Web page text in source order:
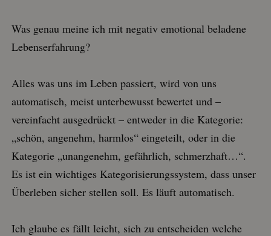
Was genau meine ich mit negativ emotional beladene
Lebenserfahrung?
Alles was uns im Leben passiert, wird von uns
automatisch, meist unterbewusst bewertet und –
vereinfacht ausgedrückt – entweder in die Kategorie:
„schön, angenehm, harmlos“ eingeteilt, oder in die
Kategorie „unangenehm, gefährlich, schmerzhaft…“.
Es ist ein wichtiges Kategorisierungssystem, dass unser
Überleben sicher stellen soll. Es läuft automatisch.
Ich glaube es fällt leicht, sich zu entscheiden welche